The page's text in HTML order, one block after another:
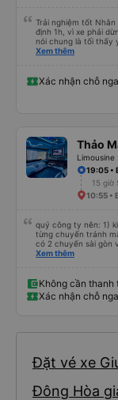
Trải nghiệm tốt
định 1h, vì xe phải
nói chung là tối thấy
hộ và giới thiệu cho
Xem thêm
Xác nhận chỗ
Thảo
Limousine
19:05 •
15 giờ
10:55 •
quý công ty nên: 1) kiểm tra và dán tem hành lý cho khách theo màu của
từng chuyến tránh
có 2 chuyến sài gòn và
thân thiết của quý
thì chắc chắn quy
nhơn. rất cảm ơn quý anh chị em cty cũng như chị Thảo đã lắng nghe và
tiếp nhận. " khách
Xem thêm
Không cần thanh
Xác nhận chỗ
Đặt vé xe
Đông Hòa